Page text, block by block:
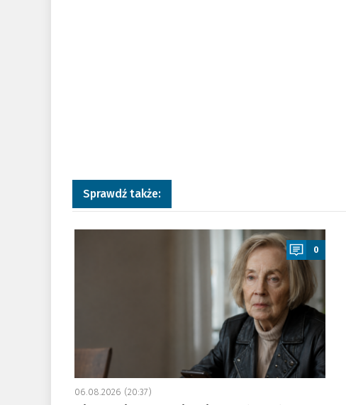
Sprawdź także:
a
0
06.08.2026 (20:37)